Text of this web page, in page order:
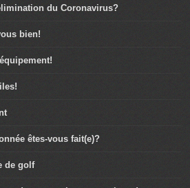
du Coronavirus?
bien!
êtes-vous fait(e)?
de golf